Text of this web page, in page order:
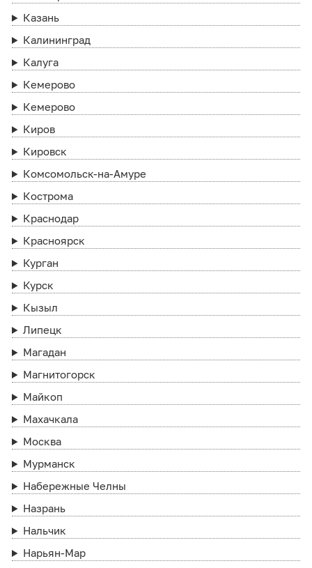
Казань
Калининград
Калуга
Кемерово
Кемерово
Киров
Кировск
Комсомольск-на-Амуре
Кострома
Краснодар
Красноярск
Курган
Курск
Кызыл
Липецк
Магадан
Магнитогорск
Майкоп
Махачкала
Москва
Мурманск
Набережные Челны
Назрань
Нальчик
Нарьян-Мар